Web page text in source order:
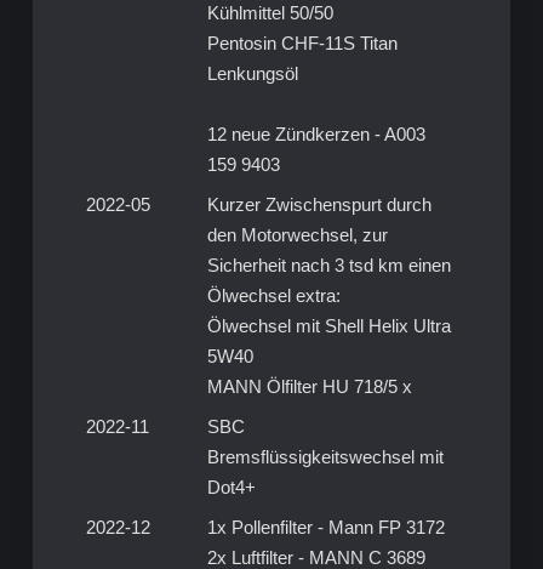
Kühlmittel 50/50
Pentosin CHF-11S Titan
Lenkungsöl
12 neue Zündkerzen - A003
159 9403
2022-05
Kurzer Zwischenspurt durch
den Motorwechsel, zur
Sicherheit nach 3 tsd km einen
Ölwechsel extra:
Ölwechsel mit Shell Helix Ultra
5W40
MANN Ölfilter HU 718/5 x
2022-11
SBC
Bremsflüssigkeitswechsel mit
Dot4+
2022-12
1x Pollenfilter - Mann FP 3172
2x Luftfilter - MANN C 3689